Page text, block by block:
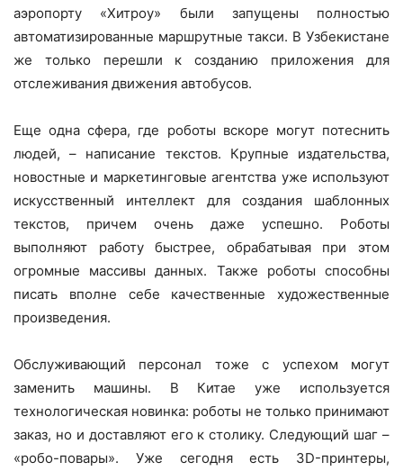
аэропорту «Хитроу» были запущены полностью
автоматизированные маршрутные такси. В Узбекистане
же только перешли к созданию приложения для
отслеживания движения автобусов.
Еще одна сфера, где роботы вскоре могут потеснить
людей, – написание текстов. Крупные издательства,
новостные и маркетинговые агентства уже используют
искусственный интеллект для создания шаблонных
текстов, причем очень даже успешно. Роботы
выполняют работу быстрее, обрабатывая при этом
огромные массивы данных. Также роботы способны
писать вполне себе качественные художественные
произведения.
Обслуживающий персонал тоже с успехом могут
заменить машины. В Китае уже используется
технологическая новинка: роботы не только принимают
заказ, но и доставляют его к столику. Следующий шаг –
«робо-повары». Уже сегодня есть 3D-принтеры,